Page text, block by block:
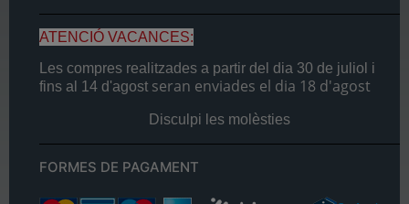
ATENCIÓ VACANCES:
Les compres realitzades a partir del dia 30 de juliol i
fins al 14 d'agost seran enviades el dia 18 d'agost
Disculpi les molèsties
FORMES DE PAGAMENT